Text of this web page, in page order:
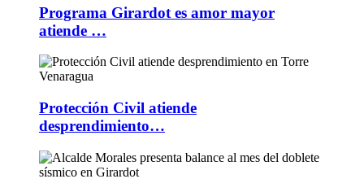
Programa Girardot es amor mayor
atiende …
Protección Civil atiende
desprendimiento…